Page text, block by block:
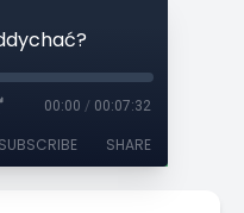
00:00 / 00:07:32
SUBSCRIBE SHARE